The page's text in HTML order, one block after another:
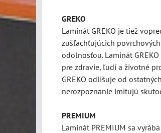
GREKO
Laminát GREKO je tiež
zušľachťujúcich
odolnosťou. Laminát
pre zdravie, ľudí a životné
GREKO odlišuje od
nerozpoznanie imitujú
PREMIUM
Laminát PREMIUM sa